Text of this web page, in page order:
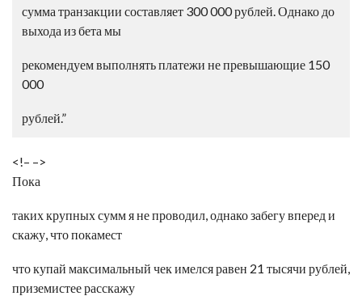
сумма транзакции составляет 300 000 рублей. Однако до
выхода из бета мы
рекомендуем выполнять платежи не превышающие 150
000
рублей.”
<!– –>
Пока
таких крупных сумм я не проводил, однако забегу вперед и
скажу, что покамест
что купай максимальный чек имелся равен 21 тысячи рублей,
приземистее расскажу